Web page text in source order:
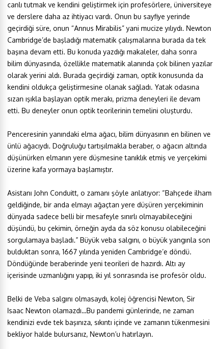
canlı tutmak ve kendini geliştirmek için profesörlere, üniversiteye
ve derslere daha az ihtiyacı vardı. Onun bu sayfiye yerinde
geçirdiği süre, onun “Annus Mirabilis” yani mucize yılıydı. Newton
Cambridge’de başladığı matematik çalışmalarına burada da tek
başına devam etti. Bu konuda yazdığı makaleler, daha sonra
bilim dünyasında, özellikle matematik alanında çok bilinen yazılar
olarak yerini aldı. Burada geçirdiği zaman, optik konusunda da
kendini oldukça geliştirmesine olanak sağladı. Yatak odasına
sızan ışıkla başlayan optik merakı, prizma deneyleri ile devam
etti. Bu deneyler onun optik teorilerinin temelini oluşturdu.
Penceresinin yanındaki elma ağacı, bilim dünyasının en bilinen ve
ünlü ağacıydı. Doğruluğu tartışılmakla beraber, o ağacın altında
düşünürken elmanın yere düşmesine tanıklık etmiş ve yerçekimi
üzerine kafa yormaya başlamıştır.
Asistanı John Conduitt, o zamanı şöyle anlatıyor: “Bahçede ilham
geldiğinde, bir anda elmayı ağaçtan yere düşüren yerçekiminin
dünyada sadece belli bir mesafeyle sınırlı olmayabileceğini
düşündü, bu çekimin, örneğin ayda da söz konusu olabileceğini
sorgulamaya başladı.” Büyük veba salgını, o büyük yangınla son
bulduktan sonra, 1667 yılında yeniden Cambridge’e döndü.
Döndüğünde beraberinde yeni teorileri de hazırdı. Altı ay
içerisinde uzmanlığını yapıp, iki yıl sonrasında ise profesör oldu.
Belki de Veba salgını olmasaydı, kolej öğrencisi Newton, Sir
Isaac Newton olamazdı…Bu pandemi günlerinde, ne zaman
kendinizi evde tek başınıza, sıkıntı içinde ve zamanın tükenmesini
bekliyor halde bulursanız, Newton’u hatırlayın.